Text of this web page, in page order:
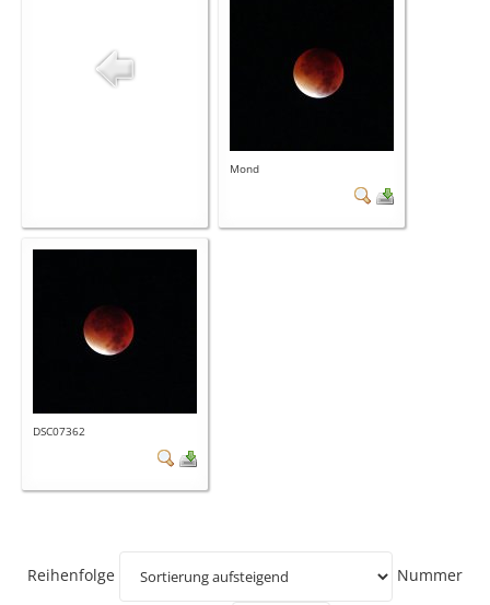
Mond
DSC07362
Reihenfolge Nummer